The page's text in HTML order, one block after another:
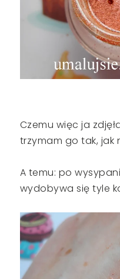
Czemu więc ja
trzymam go tak, jak
A temu: po
wydobywa się tyle